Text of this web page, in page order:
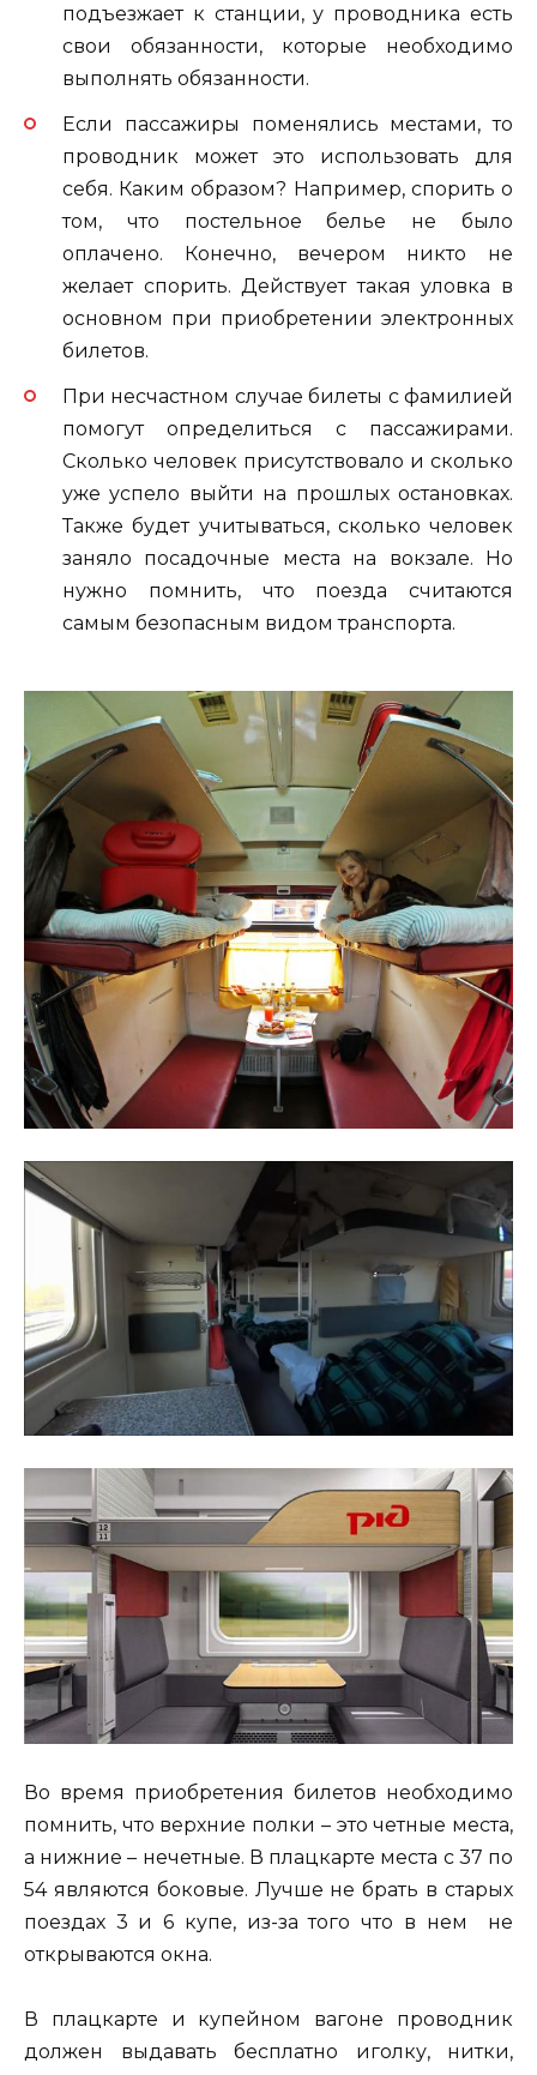
подъезжает к станции, у проводника есть
свои обязанности, которые необходимо
выполнять обязанности.
Если пассажиры поменялись местами, то
проводник может это использовать для
себя. Каким образом? Например, спорить о
том, что постельное белье не было
оплачено. Конечно, вечером никто не
желает спорить. Действует такая уловка в
основном при приобретении электронных
билетов.
При несчастном случае билеты с фамилией
помогут определиться с пассажирами.
Сколько человек присутствовало и сколько
уже успело выйти на прошлых остановках.
Также будет учитываться, сколько человек
заняло посадочные места на вокзале. Но
нужно помнить, что поезда считаются
самым безопасным видом транспорта.
Во время приобретения билетов необходимо
помнить, что верхние полки – это четные места,
а нижние – нечетные. В плацкарте места с 37 по
54 являются боковые. Лучше не брать в старых
поездах 3 и 6 купе, из-за того что в нем не
открываются окна.
В плацкарте и купейном вагоне проводник
должен выдавать бесплатно иголку, нитки,